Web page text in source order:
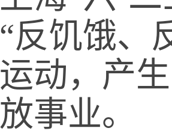
“反饥饿、
运动，产
放事业。